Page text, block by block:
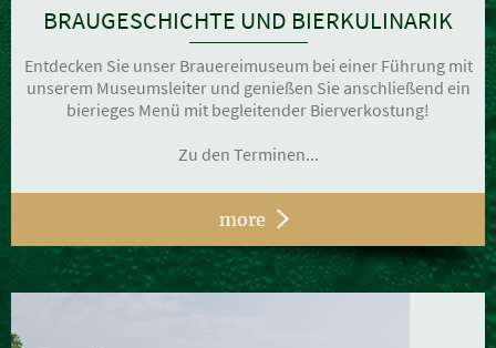
BRAUGESCHICHTE UND BIERKULINARIK
Entdecken Sie unser Brauereimuseum bei einer Führung mit
unserem Museumsleiter und genießen Sie anschließend ein
bierieges Menü mit begleitender Bierverkostung!
Zu den Terminen...
more